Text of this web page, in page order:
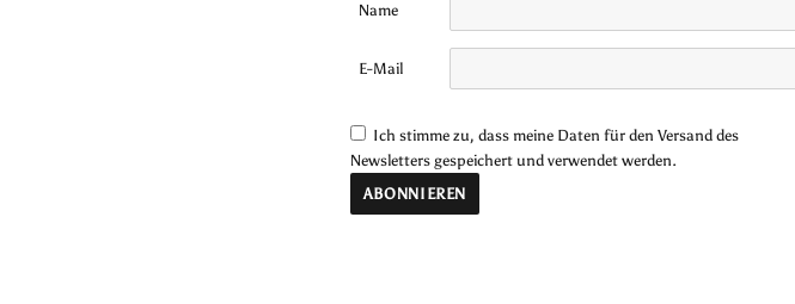
Name
E-Mail
Ich stimme zu, dass meine Daten für den Versand des
Newsletters gespeichert und verwendet werden.